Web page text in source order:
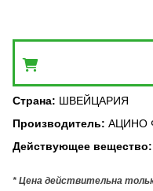
Страна: ШВЕЙЦАРИЯ
Производитель: АЦИНО
Действующее вещество:
* Цена действительна